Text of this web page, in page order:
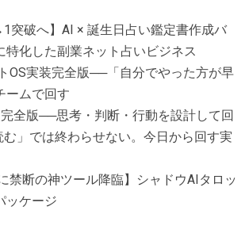
突破へ】AI × 誕生日占い鑑定書作成バ
特化した副業ネット占いビジネス
OS実装完全版──「自分でやった方が早
ームで回す
全版──思考・判断・行動を設計して回
」では終わらせない。今日から回す実
禁断の神ツール降臨】シャドウAIタロッ
ッケージ